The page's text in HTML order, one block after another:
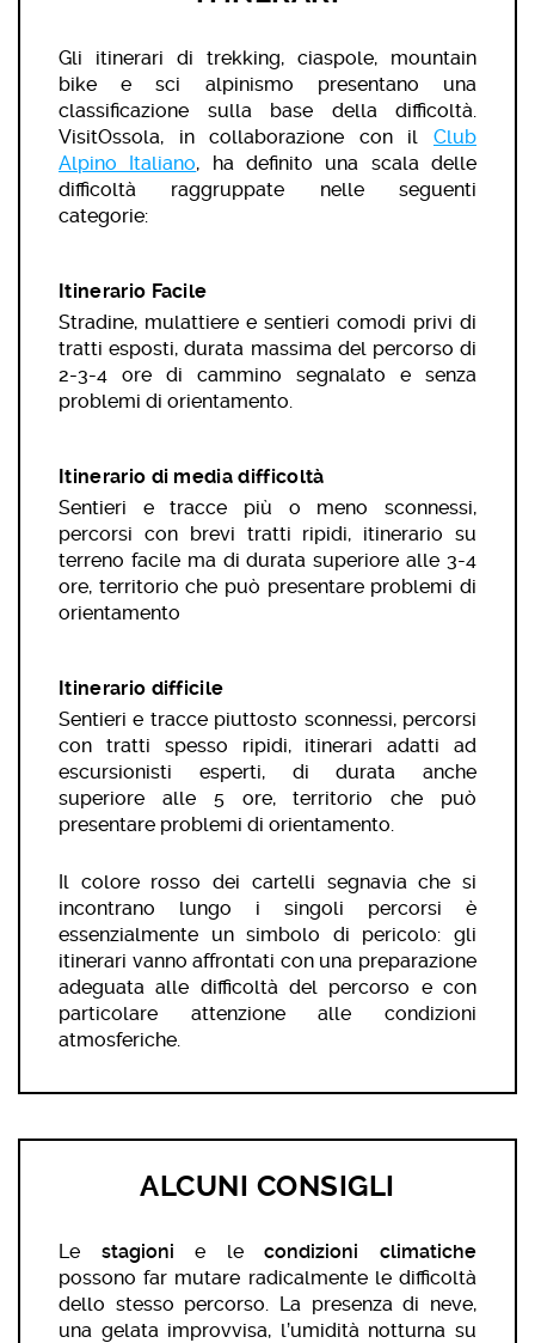
Gli itinerari di trekking, ciaspole, mountain
bike e sci alpinismo presentano una
classificazione sulla base della difficoltà.
VisitOssola, in collaborazione con il Club
Alpino Italiano, ha definito una scala delle
difficoltà raggruppate nelle seguenti
categorie:
Itinerario Facile
Stradine, mulattiere e sentieri comodi privi di
tratti esposti, durata massima del percorso di
2-3-4 ore di cammino segnalato e senza
problemi di orientamento.
Itinerario di media difficoltà
Sentieri e tracce più o meno sconnessi,
percorsi con brevi tratti ripidi, itinerario su
terreno facile ma di durata superiore alle 3-4
ore, territorio che può presentare problemi di
orientamento
Itinerario difficile
Sentieri e tracce piuttosto sconnessi, percorsi
con tratti spesso ripidi, itinerari adatti ad
escursionisti esperti, di durata anche
superiore alle 5 ore, territorio che può
presentare problemi di orientamento.
Il colore rosso dei cartelli segnavia che si
incontrano lungo i singoli percorsi è
essenzialmente un simbolo di pericolo: gli
itinerari vanno affrontati con una preparazione
adeguata alle difficoltà del percorso e con
particolare attenzione alle condizioni
atmosferiche.
ALCUNI CONSIGLI
Le stagionie lecondizioni climatiche
possono far mutare radicalmente le difficoltà
dello stesso percorso. La presenza di neve,
una gelata improvvisa, l’umidità notturna su